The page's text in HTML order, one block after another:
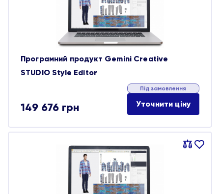
Програмний продукт Gemini Creative
STUDIO Style Editor
149 676 грн
Під замовлення
Уточнити ціну
Порівняти
В